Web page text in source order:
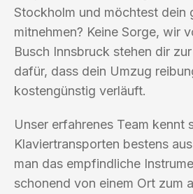
Stockholm und möchtest dein
mitnehmen? Keine Sorge, wir
Busch Innsbruck stehen dir
dafür, dass dein Umzug
kostengünstig verläuft.
Unser erfahrenes Team kennt
Klaviertransporten bestens
man das empfindliche
schonend von einem Ort zum